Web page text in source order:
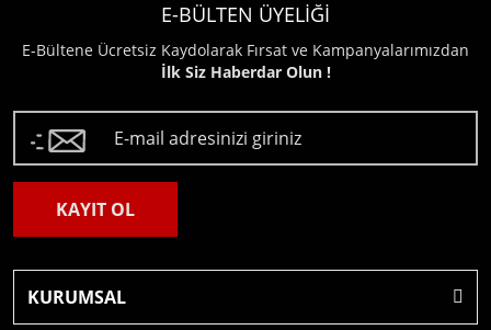
E-BÜLTEN ÜYELİĞİ
E-Bültene Ücretsiz Kaydolarak Fırsat ve Kampanyalarımızdan
İlk Siz Haberdar Olun !
KAYIT OL
KURUMSAL